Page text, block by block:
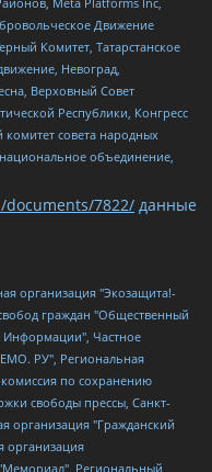
Движение
Комитет, Татарстанское
Невоград,
Верховный Совет
Республики, Конгресс
совета народных
объединение,
7822/ данные
Валерьевна, Заговора Максим Александрович, Межрегиональное общественное движение "Российская ЛГБТ - сеть", Оленичев Максим Владимирович, Павлов Иван Юрьевич, Скворцова Елена Сергеевна, Общество с ограниченной ответственностью "Как бы инагент", Кочетков Игорь Викторович, Общество с ограниченной ответственностью "Честные выборы", Еланчик Олег Александрович, Общество с ограниченной ответственностью "Нобелевский призыв", Гималова Регина Эмилевна, Григорьев Андрей Валерьевич, Григорьева Алина Александровна, Ассоциация по содействию защите прав призывников, альтернативнослужащих и военнослужащих "Правозащитная группа "Гражданин.Армия.Право", Хисамова Регина Фаритовна, Автономная некоммерческая организация по реализации социально-правовых программ "Лилит", Дальневосточное общественное движение "Маяк", Санкт-Петербургская ЛГБТ-инициативная группа "Выход", Инициативная группа ЛГБТ+ "Реверс", Алексеев Андрей Викторович, Бекбулатова Таисия Львовна, Беляев Иван Михайлович, Владыкина Елена Сергеевна, Гельман Марат Александрович, Никульшина Вероника Юрьевна, Толоконникова Надежда Андреевна, Шендерович Виктор Анатольевич, Общество с ограниченной ответственностью "Данное сообщение", Общество с ограниченной ответственностью Издательский дом "Новая глава", Айнбиндер Александра Александровна, Московский комьюнити-центр для ЛГБТ+инициатив, Благотворительный фонд развития филантропии, Deutsche Welle (Германия, Kurt-Schumacher-Strasse 3, 53113 Bonn), Борзунова Мария Михайловна, Воробьев Виктор Викторович, Голубева Анна Львовна, Константинова Алла Михайловна, Малкова Ирина Владимировна, Мурадов Мурад Абдулгалимович, Осетинская Елизавета Николаевна, Понасенков Евгений Николаевич, Ганапольский Матвей Юрьевич, Киселев Евгений Алексеевич, Борухович Ирина Григорьевна, Дремин Иван Тимофеевич, Дубровский Дмитрий Викторович, Красноярская региональная общественная организация поддержки и развития альтернативных образовательных технологий и межкультурных коммуникаций "ИНТЕРРА", Маяковская Екатерина Алексеевна, Фейгин Марк Захарович, Филимонов Андрей Викторович, Дзугкоева Регина Николаевна, Доброхотов Роман Александрович, Дудь Юрий Александрович, Елкин Сергей Владимирович, Кругликов Кирилл Игоревич, Сабунаева Мария Леонидовна, Семенов Алексей Владимирович, Шаинян Карен Багратович, Шульман Екатерина Михайловна, Асафьев Артур Валерьевич, Вахштайн Виктор Семенович, Венедиктов Алексей Алексеевич, Лушникова Екатерина Евгеньевна, Волков Леонид Михайлович, Невзоров Александр Глебович, Пархоменко Сергей Борисович, Сироткин Ярослав Николаевич, Кара-Мурза Владимир Владимирович, Баранова Наталья Владимировна, Гозман Леонид Яковлевич, Кагарлицкий Борис Юльевич, Климарев Михаил Валерьевич, Милов Владимир Станиславович, Автономная некоммерческая организация Краснодарский центр современного искусства "Типография", Моргенштерн Алишер Тагирович, Соболь Любовь Эдуардовна, Общество с ограниченной ответственностью "ЛИЗА НОРМ", Каспаров Гарри Кимович, Ходорковский Михаил Борисович, Общество с ограниченной ответственностью "Апрельские тезисы", Данилович Ирина Брониславовна, Кашин Олег Владимирович, Петров Николай Владимирович, Пивоваров Алексей Владимирович, Соколов Михаил Владимирович, Цветкова Юлия Владимировна, Чичваркин Евгений Александрович, Комитет против пыток/Команда против пыток, Общество с ограниченной ответственностью "Первый научный", Общество с ограниченной ответственностью "Вертолет и ко", Белоцерковская Вероника Борисовна, Кац Максим Евгеньевич, Лазарева Татьяна Юрьевна, Шаведдинов Руслан Табризович, Яшин Илья Валерьевич, Общество с ограниченной ответственностью "Иноагент ААВ", Алешковский Дмитрий Петрович, Альбац Евгения Марковна, Быков Дмитрий Львович, Галямина Юлия Евгеньевна, Лойко Сергей Леонидович, Мартынов Кирилл Константинович, Медведев Сергей Александрович, Крашенинников Федор Геннадиевич, Гордеева Катерина Вл